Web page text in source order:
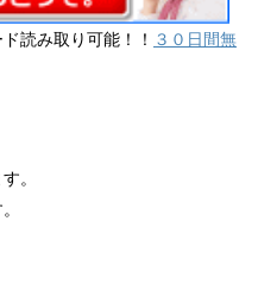
読み取り可能！！ ３０日間無
。